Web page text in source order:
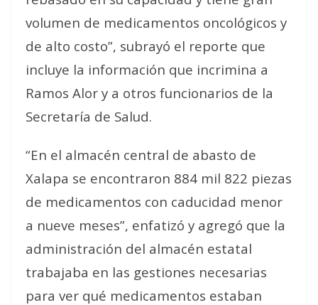
volumen de medicamentos oncológicos y
de alto costo”, subrayó el reporte que
incluye la información que incrimina a
Ramos Alor y a otros funcionarios de la
Secretaría de Salud.
“En el almacén central de abasto de
Xalapa se encontraron 884 mil 822 piezas
de medicamentos con caducidad menor
a nueve meses”, enfatizó y agregó que la
administración del almacén estatal
trabajaba en las gestiones necesarias
para ver qué medicamentos estaban